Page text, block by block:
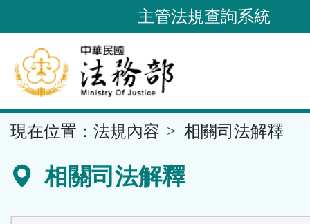
到
要
內
容
區
主管法規查詢系統
現在位置： 法規內容 相關司法解釋
相關司法解釋